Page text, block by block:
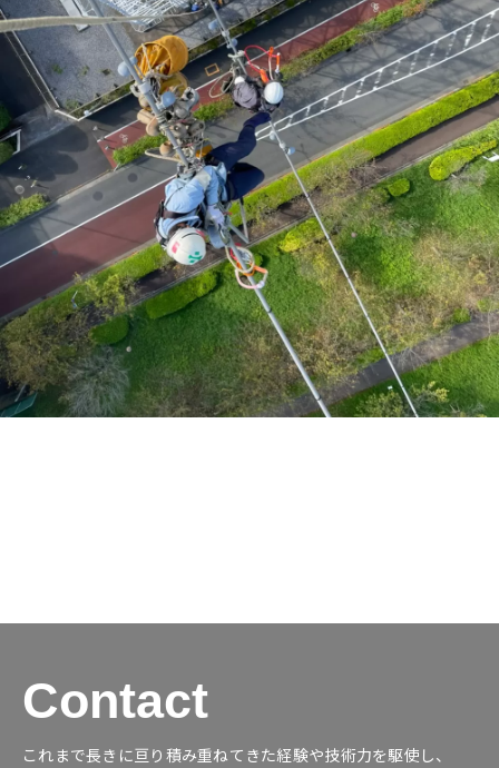
実績紹介
Company
会社概要
Recruit
採用情報
お問い合わせ
お気軽にご相談ください。
084-961-4038
Contact
これまで長きに亘り積み重ねてきた経験や技術力を駆使し、